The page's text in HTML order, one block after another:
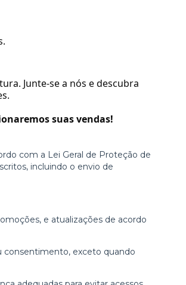
Junte-se a nós e descubra
suas vendas!
com a Lei Geral de Proteção de
incluindo o envio de
e atualizações de acordo
consentimento, exceto quando